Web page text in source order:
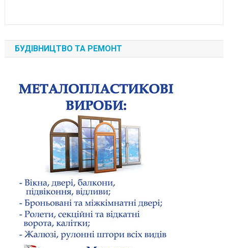
БУДІВНИЦТВО ТА РЕМОНТ